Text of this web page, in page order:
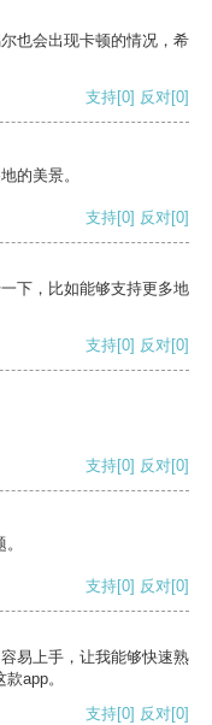
也会出现卡顿的情况，希
支持[0] 反对[0]
的美景。
支持[0] 反对[0]
下，比如能够支持更多地
支持[0] 反对[0]
支持[0] 反对[0]
支持[0] 反对[0]
易上手，让我能够快速熟
app。
支持[0] 反对[0]